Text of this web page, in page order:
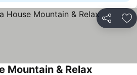
シェア お
Mountain & Relax